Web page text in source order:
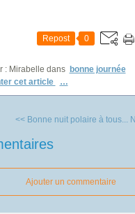
Repost 0
: Mirabelle dans bonne journée
cet article
…
<< Bonne nuit polaire à tous...
Ajouter un commentaire